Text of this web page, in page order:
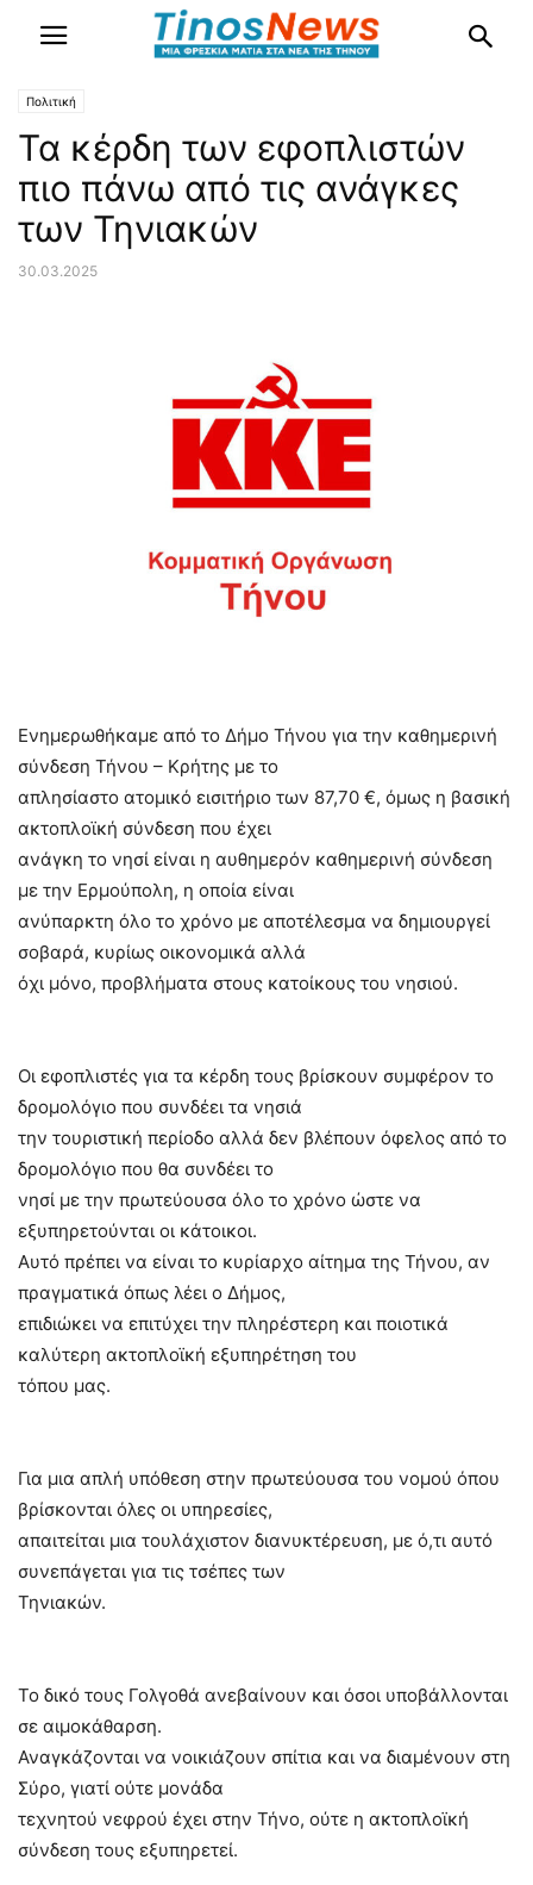
Πολιτική
Τα κέρδη των εφοπλιστών
πιο πάνω από τις ανάγκες
των Τηνιακών
30.03.2025
Ενημερωθήκαμε από το Δήμο Τήνου για την καθημερινή
σύνδεση Τήνου – Κρήτης με το
απλησίαστο ατομικό εισιτήριο των 87,70 €, όμως η βασική
ακτοπλοϊκή σύνδεση που έχει
ανάγκη το νησί είναι η αυθημερόν καθημερινή σύνδεση
με την Ερμούπολη, η οποία είναι
ανύπαρκτη όλο το χρόνο με αποτέλεσμα να δημιουργεί
σοβαρά, κυρίως οικονομικά αλλά
όχι μόνο, προβλήματα στους κατοίκους του νησιού.
Οι εφοπλιστές για τα κέρδη τους βρίσκουν συμφέρον το
δρομολόγιο που συνδέει τα νησιά
την τουριστική περίοδο αλλά δεν βλέπουν όφελος από το
δρομολόγιο που θα συνδέει το
νησί με την πρωτεύουσα όλο το χρόνο ώστε να
εξυπηρετούνται οι κάτοικοι.
Αυτό πρέπει να είναι το κυρίαρχο αίτημα της Τήνου, αν
πραγματικά όπως λέει ο Δήμος,
επιδιώκει να επιτύχει την πληρέστερη και ποιοτικά
καλύτερη ακτοπλοϊκή εξυπηρέτηση του
τόπου μας.
Για μια απλή υπόθεση στην πρωτεύουσα του νομού όπου
βρίσκονται όλες οι υπηρεσίες,
απαιτείται μια τουλάχιστον διανυκτέρευση, με ό,τι αυτό
συνεπάγεται για τις τσέπες των
Τηνιακών.
Το δικό τους Γολγοθά ανεβαίνουν και όσοι υποβάλλονται
σε αιμοκάθαρση.
Αναγκάζονται να νοικιάζουν σπίτια και να διαμένουν στη
Σύρο, γιατί ούτε μονάδα
τεχνητού νεφρού έχει στην Τήνο, ούτε η ακτοπλοϊκή
σύνδεση τους εξυπηρετεί.